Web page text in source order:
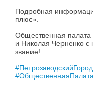
Подробная
плюс».
Общественная палата
и Николая Черненко
звание!